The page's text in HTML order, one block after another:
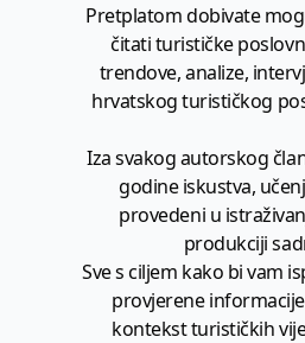
Pretplatom dobivate
čitati turističke
trendove, analize,
hrvatskog turističkog
Iza svakog autorskog
godine iskustva,
provedeni u
produkciji
Sve s ciljem kako bi vam
provjerene
kontekst turističkih